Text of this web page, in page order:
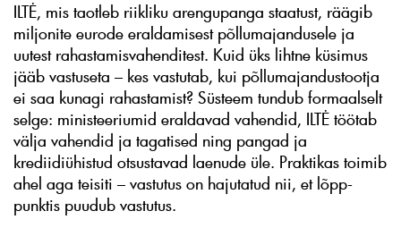
ILTĖ, mis taotleb riikliku arengupanga staatust, räägib
miljonite eurode eraldamisest põllumajandusele ja
uutest rahastamisvahenditest. Kuid üks lihtne küsimus
jääb vastuseta – kes vastutab, kui põllumajandustootja
ei saa kunagi rahastamist? Süsteem tundub formaalselt
selge: ministeeriumid eraldavad vahendid, ILTĖ töötab
välja vahendid ja tagatised ning pangad ja
krediidiühistud otsustavad laenude üle. Praktikas toimib
ahel aga teisiti – vastutus on hajutatud nii, et lõpp-
punktis puudub vastutus.